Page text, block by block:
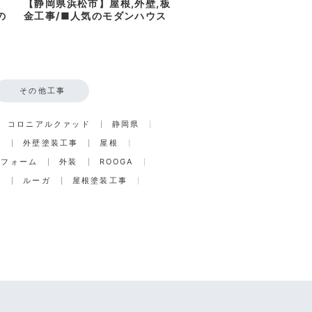
【静岡県浜松市】屋根,外壁,板
金工事/■人気のモダンハウス
その他工事
コロニアルクァッド
静岡県
外壁塗装工事
屋根
ォーム
外装
ROOGA
ルーガ 屋根塗装工事